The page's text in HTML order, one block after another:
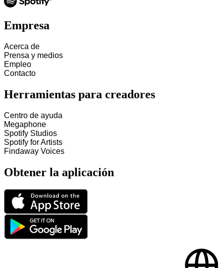
Empresa
Acerca de
Prensa y medios
Empleo
Contacto
Herramientas para creadores
Centro de ayuda
Megaphone
Spotify Studios
Spotify for Artists
Findaway Voices
Obtener la aplicación